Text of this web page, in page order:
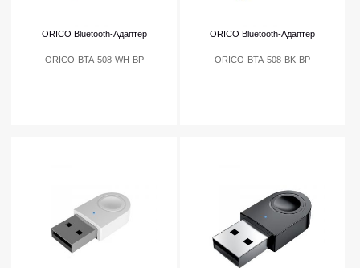
ORICO Bluetooth-Адаптер
ORICO-BTA-508-WH-BP
ORICO Bluetooth-Адаптер
ORICO-BTA-508-BK-BP